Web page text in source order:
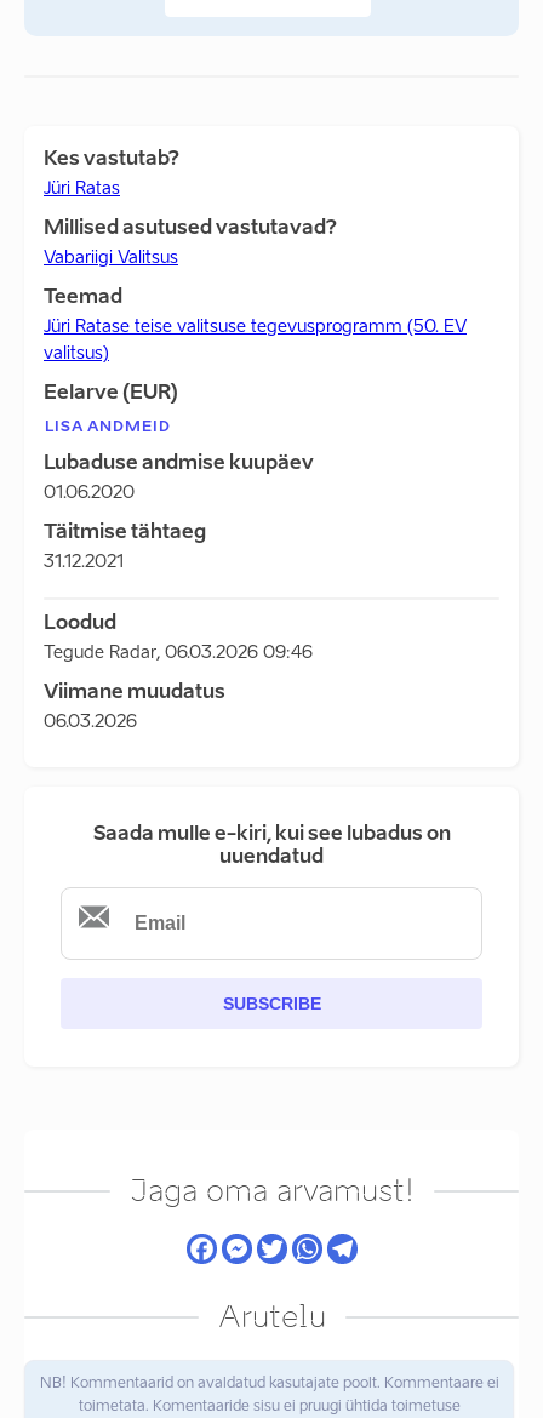
Kes vastutab?
Jüri Ratas
Millised asutused vastutavad?
Vabariigi Valitsus
Teemad
Jüri Ratase teise valitsuse tegevusprogramm (50. EV
valitsus)
Eelarve (EUR)
LISA ANDMEID
Lubaduse andmise kuupäev
01.06.2020
Täitmise tähtaeg
31.12.2021
Loodud
Tegude Radar, 06.03.2026 09:46
Viimane muudatus
06.03.2026
Saada mulle e-kiri, kui see lubadus on
uuendatud
SUBSCRIBE
Jaga oma arvamust!
Arutelu
NB! Kommentaarid on avaldatud kasutajate poolt. Kommentaare ei
toimetata. Komentaaride sisu ei pruugi ühtida toimetuse